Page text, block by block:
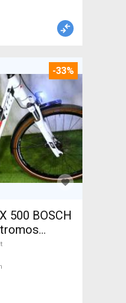
-33%
500 BOSCH
km/h